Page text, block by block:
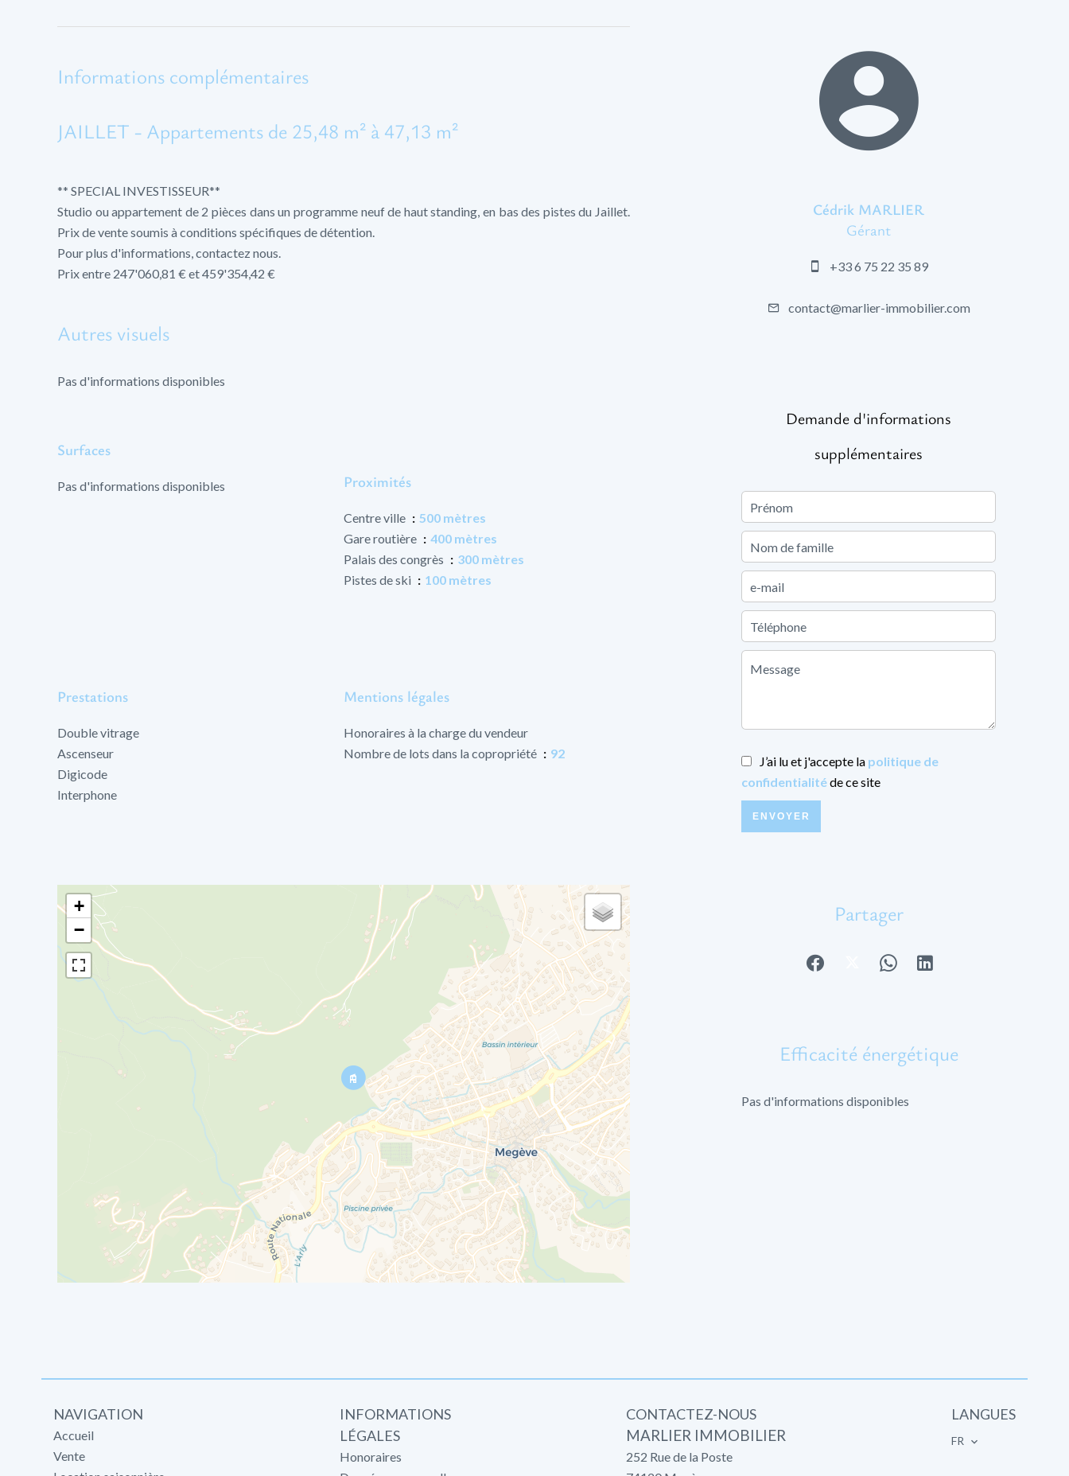
Informations complémentaires
JAILLET - Appartements de 25,48 m² à 47,13 m²
** SPECIAL INVESTISSEUR**
Studio ou appartement de 2 pièces dans un programme neuf de haut standing, en bas des pistes du Jaillet.
Prix de vente soumis à conditions spécifiques de détention.
Pour plus d'informations, contactez nous.
Prix entre 247'060,81 € et 459'354,42 €
Autres visuels
Pas d'informations disponibles
Surfaces
Pas d'informations disponibles Proximités
Centre ville
500 mètres
Gare routière
400 mètres
Palais des congrès
300 mètres
Pistes de ski
100 mètres
Prestations
Double vitrage
Ascenseur
Digicode
Interphone
Mentions légales
Honoraires à la charge du vendeur
Nombre de lots dans la copropriété
92
+
−
Cédrik MARLIER
Gérant
+33 6 75 22 35 89
contact@marlier-immobilier.com
Demande d'informations
supplémentaires
J’ai lu et j'accepte la politique de
confidentialitéde ce site
ENVOYER
Partager
Efficacité énergétique
Pas d'informations disponibles
NAVIGATION
Accueil
Vente
INFORMATIONS
LÉGALES
Honoraires
CONTACTEZ-NOUS
MARLIER IMMOBILIER
252 Rue de la Poste
LANGUES
FR